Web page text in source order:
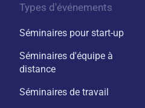
Types d'événements
Séminaires pour start-up
Séminaires d'équipe à
distance
Séminaires de travail